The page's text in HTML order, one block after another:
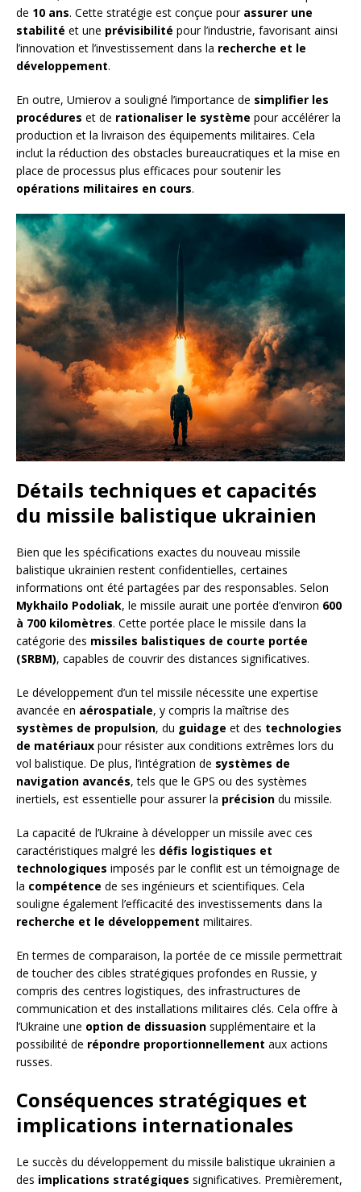
de 10 ans. Cette stratégie est conçue pour assurer une
stabilité et une prévisibilité pour l’industrie, favorisant ainsi
l’innovation et l’investissement dans la recherche et le
développement.
En outre, Umierov a souligné l’importance de simplifier les
procédures et de rationaliser le système pour accélérer la
production et la livraison des équipements militaires. Cela
inclut la réduction des obstacles bureaucratiques et la mise en
place de processus plus efficaces pour soutenir les
opérations militaires en cours.
Détails techniques et capacités
du missile balistique ukrainien
Bien que les spécifications exactes du nouveau missile
balistique ukrainien restent confidentielles, certaines
informations ont été partagées par des responsables. Selon
Mykhailo Podoliak, le missile aurait une portée d’environ 600
à 700 kilomètres. Cette portée place le missile dans la
catégorie des missiles balistiques de courte portée
(SRBM), capables de couvrir des distances significatives.
Le développement d’un tel missile nécessite une expertise
avancée en aérospatiale, y compris la maîtrise des
systèmes de propulsion, du guidage et des technologies
de matériaux pour résister aux conditions extrêmes lors du
vol balistique. De plus, l’intégration de systèmes de
navigation avancés, tels que le GPS ou des systèmes
inertiels, est essentielle pour assurer la précision du missile.
La capacité de l’Ukraine à développer un missile avec ces
caractéristiques malgré les défis logistiques et
technologiques imposés par le conflit est un témoignage de
la compétence de ses ingénieurs et scientifiques. Cela
souligne également l’efficacité des investissements dans la
recherche et le développement militaires.
En termes de comparaison, la portée de ce missile permettrait
de toucher des cibles stratégiques profondes en Russie, y
compris des centres logistiques, des infrastructures de
communication et des installations militaires clés. Cela offre à
l’Ukraine une option de dissuasion supplémentaire et la
possibilité de répondre proportionnellement aux actions
russes.
Conséquences stratégiques et
implications internationales
Le succès du développement du missile balistique ukrainien a
des implications stratégiques significatives. Premièrement,